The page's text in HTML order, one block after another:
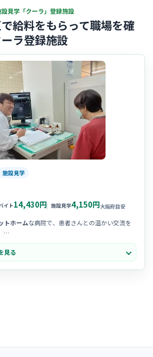
見学「クーラ」登録施設
給料をもらって職場を確
ラ登録施設
施設見学
イト14,430円 施設見学4,150円大阪府目安
トホームな病院で、患者さんとの温かい交流を
けが活発で、お互いを助け合う優しく穏やかな
ームワークが良く、分からないことも相談しや
見る